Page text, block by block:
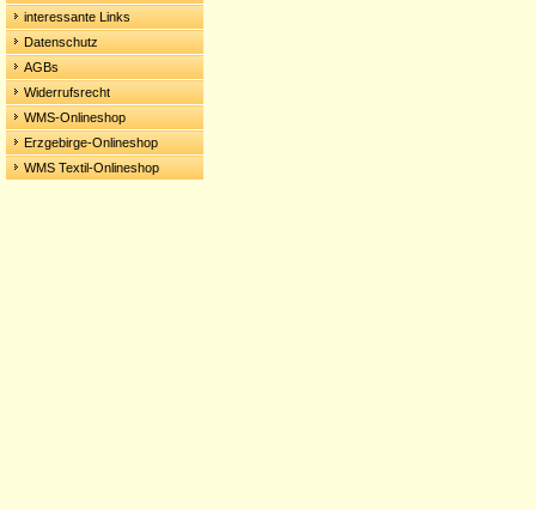
interessante Links
Datenschutz
AGBs
Widerrufsrecht
WMS-Onlineshop
Erzgebirge-Onlineshop
WMS Textil-Onlineshop